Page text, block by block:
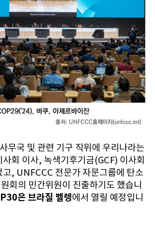
무국 및 관련 기구 직위에 우리나라는
회 이사, 녹색기후기금(GCF) 이사회
고, UNFCCC 전문가 자문그룹에 탄소
회의 민간위원이 진출하기도 했습니
은 브라질 벨렝에서 열릴 예정입니